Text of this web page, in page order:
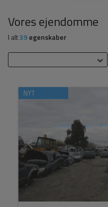
Vores ejendomme
I alt39egenskaber
NYT